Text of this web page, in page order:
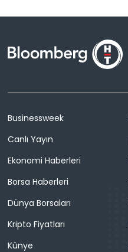
Businessweek
Canlı Yayın
Ekonomi Haberleri
Borsa Haberleri
Dünya Borsaları
Kripto Fiyatları
Künye